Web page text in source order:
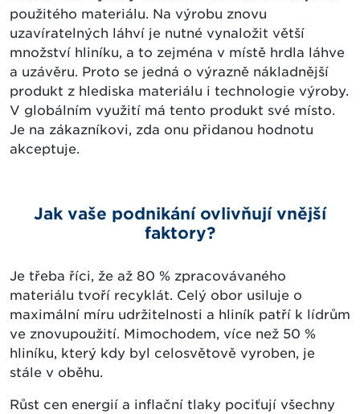
použitého materiálu. Na výrobu znovu
uzavíratelných láhví je nutné vynaložit větší
množství hliníku, a to zejména v místě hrdla láhve
a uzávěru. Proto se jedná o výrazně nákladnější
produkt z hlediska materiálu i technologie výroby.
V globálním využití má tento produkt své místo.
Je na zákazníkovi, zda onu přidanou hodnotu
akceptuje.
Jak vaše podnikání ovlivňují vnější
faktory?
Je třeba říci, že až 80 % zpracovávaného
materiálu tvoří recyklát. Celý obor usiluje o
maximální míru udržitelnosti a hliník patří k lídrům
ve znovupoužití. Mimochodem, více než 50 %
hliníku, který kdy byl celosvětově vyroben, je
stále v oběhu.
Růst cen energií a inflační tlaky pociťují všechny